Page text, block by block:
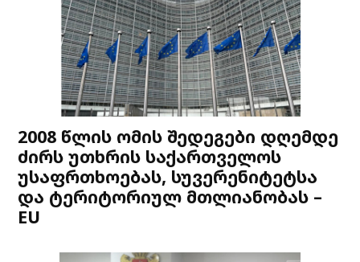
2008 წლის ომის შედეგები დღემდე
ძირს უთხრის საქართველოს
უსაფრთხოებას, სუვერენიტეტსა
და ტერიტორიულ მთლიანობას –
EU